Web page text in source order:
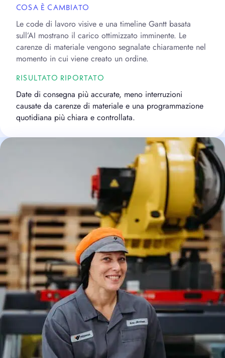
COSA È CAMBIATO
Le code di lavoro visive e una timeline Gantt basata
sull’AI mostrano il carico ottimizzato imminente. Le
carenze di materiale vengono segnalate chiaramente nel
momento in cui viene creato un ordine.
RISULTATO RIPORTATO
Date di consegna più accurate, meno interruzioni
causate da carenze di materiale e una programmazione
quotidiana più chiara e controllata.